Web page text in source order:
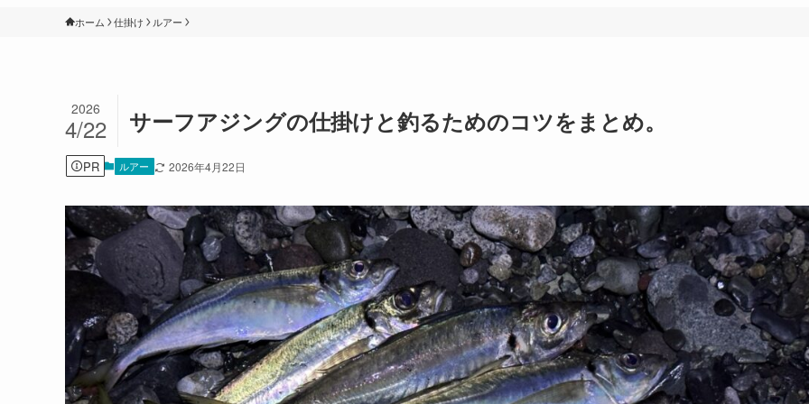
ホーム 仕掛け ルアー
サーフアジングの仕掛けと釣るためのコツをまとめ。
2026
4/22
PR ルアー 2026年4月22日